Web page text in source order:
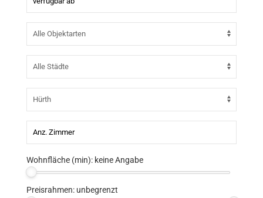
Wohnfläche (min): keine Angabe
Preisrahmen: unbegrenzt